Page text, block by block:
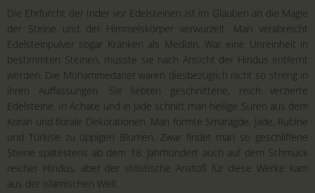
Die Ehrfurcht der Inder vor Edelsteinen ist im Glauben an die Magie
der Steine und der Himmelskörper verwurzelt. Man verabreicht
Edelsteinpulver sogar Kranken als Medizin. War eine Unreinheit in
bestimmten Steinen, musste sie nach Ansicht der Hindus entfernt
werden. Die Mohammedaner waren diesbezüglich nicht so streng in
ihren Auffassungen. Sie liebten geschnittene, reich verzierte
Edelsteine. In Achate und in Jade schnitt man heilige Suren aus dem
Koran und florale Dekorationen. Man formte Smaragde, Jade, Rubine
und Türkise zu üppigen Blumen. Zwar findet man so geschliffene
Steine spätestens ab dem 18. Jahrhundert auch auf dem Schmuck
reicher Hindus, aber der stilistische Anstoß für diese Werke kam
aus der islamischen Welt.